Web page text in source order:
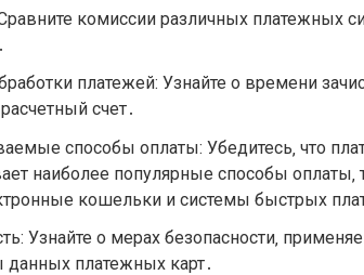
комиссии различных платежных
платежей: Узнайте о времени
счет․
способы оплаты: Убедитесь‚ что
наиболее популярные способы оплаты‚
кошельки и системы быстрых
Узнайте о мерах безопасности‚
данных платежных карт․